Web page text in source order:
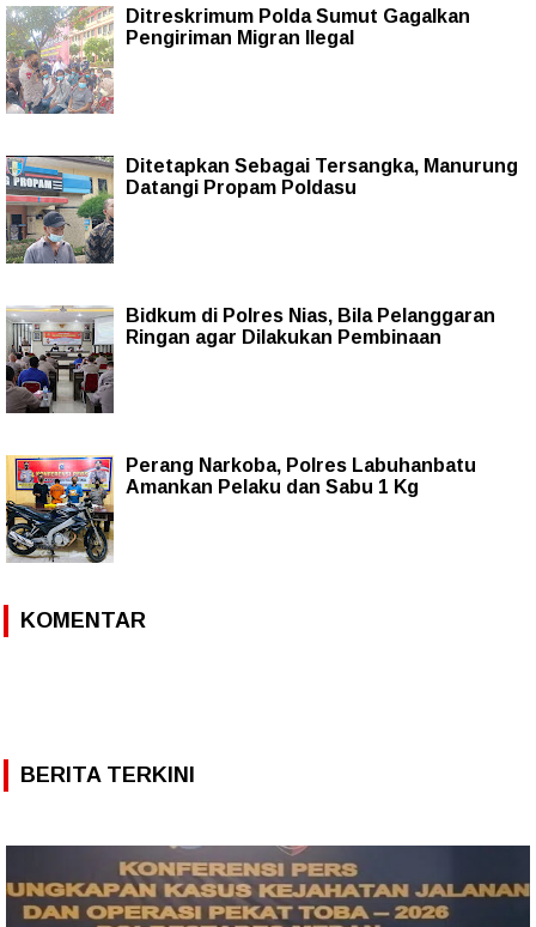
Ditreskrimum Polda Sumut Gagalkan
Pengiriman Migran Ilegal
Ditetapkan Sebagai Tersangka, Manurung
Datangi Propam Poldasu
Bidkum di Polres Nias, Bila Pelanggaran
Ringan agar Dilakukan Pembinaan
Perang Narkoba, Polres Labuhanbatu
Amankan Pelaku dan Sabu 1 Kg
KOMENTAR
BERITA TERKINI